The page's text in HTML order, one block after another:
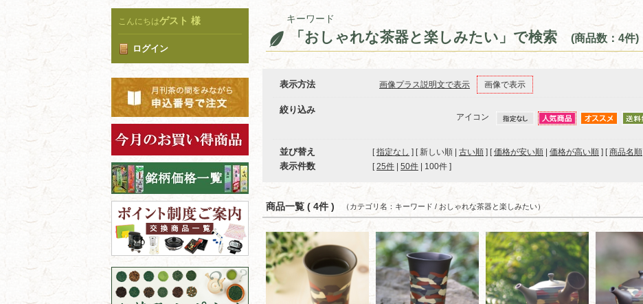
こんにちはゲスト 様
ログイン
キーワード
「おしゃれな茶器と楽しみたい」で検索 (商品数：4件)
表示方法 画像プラス説明文で表示 画像で表示
絞り込み
アイコン
並び替え [指定なし ] [ 新しい順 | 古い順 ] [価格が安い順 価格が高い順 ] [商品名順
表示件数 [ 25件 50件 100件 ]
商品一覧 ( 4件 ) （カテゴリ名：キーワード / おしゃれな茶器と楽しみたい）